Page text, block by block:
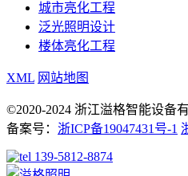
城市亮化工程
泛光照明设计
楼体亮化工程
XML 网站地图
©2020-2024 浙江溢格智能设备
备案号： 浙ICP备19047431号-1
139-5812-8874